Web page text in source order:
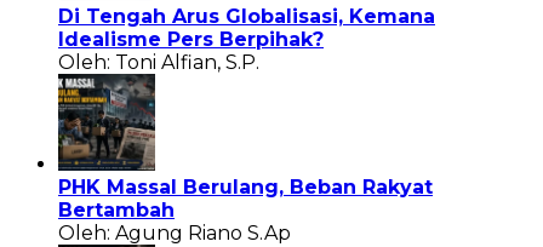
Di Tengah Arus Globalisasi, Kemana
Idealisme Pers Berpihak?
Oleh: Toni Alfian, S.P.
PHK Massal Berulang, Beban Rakyat
Bertambah
Oleh: Agung Riano S.Ap